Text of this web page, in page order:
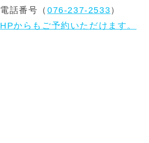
電話番号（ 076-237-2533 ）
HPからもご予約いただけます。